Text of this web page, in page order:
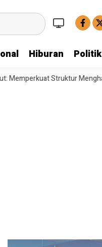
Hiburan Politik
Menghadapi Pemilu Legislatif